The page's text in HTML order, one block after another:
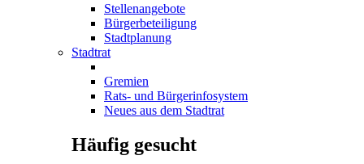
Stellenangebote
Bürgerbeteiligung
Stadtplanung
Stadtrat
Gremien
Rats- und Bürgerinfosystem
Neues aus dem Stadtrat
Häufig gesucht